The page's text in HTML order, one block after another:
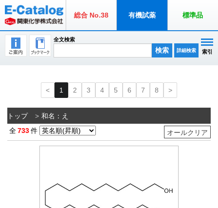
総合 No.38 有機試薬 標準品
全文検索
検索 詳細検索 索引
1 2 3 4 5 6 7 8
トップ 和名：え
オールクリア
全733件